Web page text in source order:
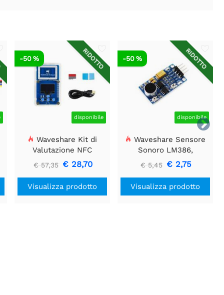

RIDOTTO
disponibile
-50 %
Waveshare Kit di
Valutazione NFC
ST25R3911B, Lettore
NFC + scheda TF + cavo
€ 57,35 € 28,70
Visualizza prodotto
RIDOTTO
disponibile
-50 %
Waveshare Sensore
Sonoro LM386,
Rilevatore di Suoni,
Compatibile con Arduino
€ 5,45 € 2,75
Visualizza prodotto